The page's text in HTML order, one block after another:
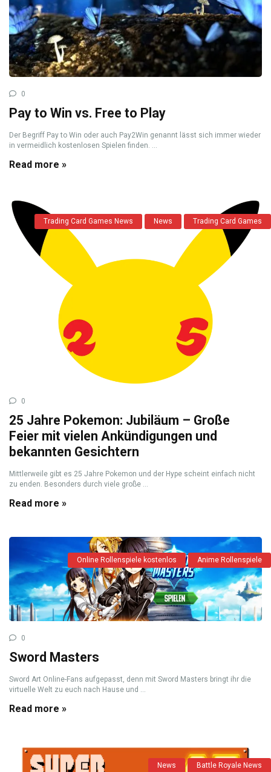
0
Pay to Win vs. Free to Play
Der Begriff Pay to Win oder auch Pay2Win genannt lässt sich immer wieder
in vermeidlich kostenlosen Spielen finden. ...
Read more »
Trading Card Games News News Trading Card Games
0
25 Jahre Pokemon: Jubiläum – Große
Feier mit vielen Ankündigungen und
bekannten Gesichtern
Mittlerweile gibt es 25 Jahre Pokemon und der Hype scheint einfach nicht
zu enden. Besonders durch viele große ...
Read more »
Online Rollenspiele kostenlos Anime Rollenspiele
0
Sword Masters
Sword Art Online-Fans aufgepasst, denn mit Sword Masters bringt ihr die
virtuelle Welt zu euch nach Hause und ...
Read more »
News Battle Royale News